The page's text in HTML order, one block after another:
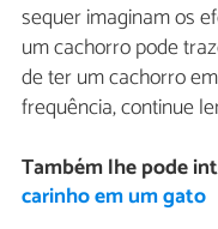
sequer imaginam os
um cachorro pode
de ter um cachorro
frequência, continue
Também lhe pode
carinho em um gato